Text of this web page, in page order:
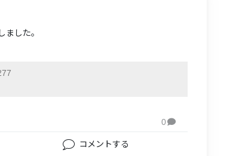
した。
0
コメントする